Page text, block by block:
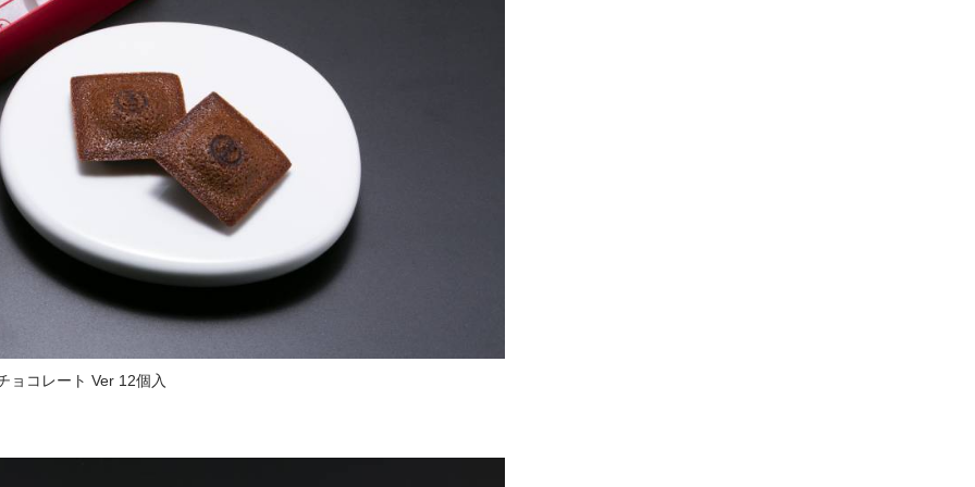
ョコレート Ver 12個入